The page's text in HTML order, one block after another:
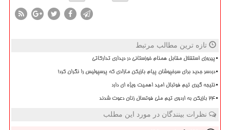
تازه ترین مطالب مرتبط
پیروزی استقلال مقابل همنام خوزستانی در دیداری تدارکاتی
دردسر جدید برای سرخپوشان پیام بازیکن مازادی که پرسپولیس را نگران کرد!
نتیجه گیری تیم فوتبال امید اهمیت ویژه ای دارد
۲۴ بازیکن به اردوی تیم ملی فوتسال زنان دعوت شدند
نظرات بینندگان در مورد این مطلب